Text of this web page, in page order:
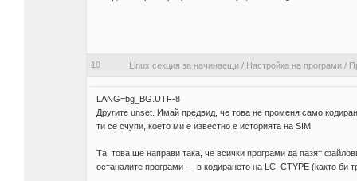
10 Linux секция за начинаещи/ Настройка на програми/
LANG=bg_BG.UTF-8
Другите unset. Имай предвид, че това не променя само
ти се счупи, което ми е известно е историята на SIM.
Та, това ще направи така, че всички програми да пазят
останалите програми — в кодирането на LC_CTYPE (както би